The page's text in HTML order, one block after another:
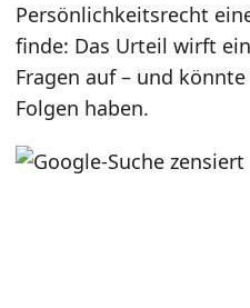
Persönlichkeitsrecht
finde: Das Urteil wirft
Fragen auf – und
Folgen haben.